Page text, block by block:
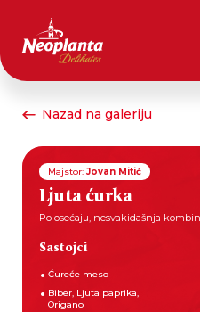
Nazad na galeriju
Majstor: Jovan Mitić
Ljuta ćurka
Po osećaju, nesvakidašnja
Sastojci
Ćureće meso
Biber, Ljuta paprika,
Origano